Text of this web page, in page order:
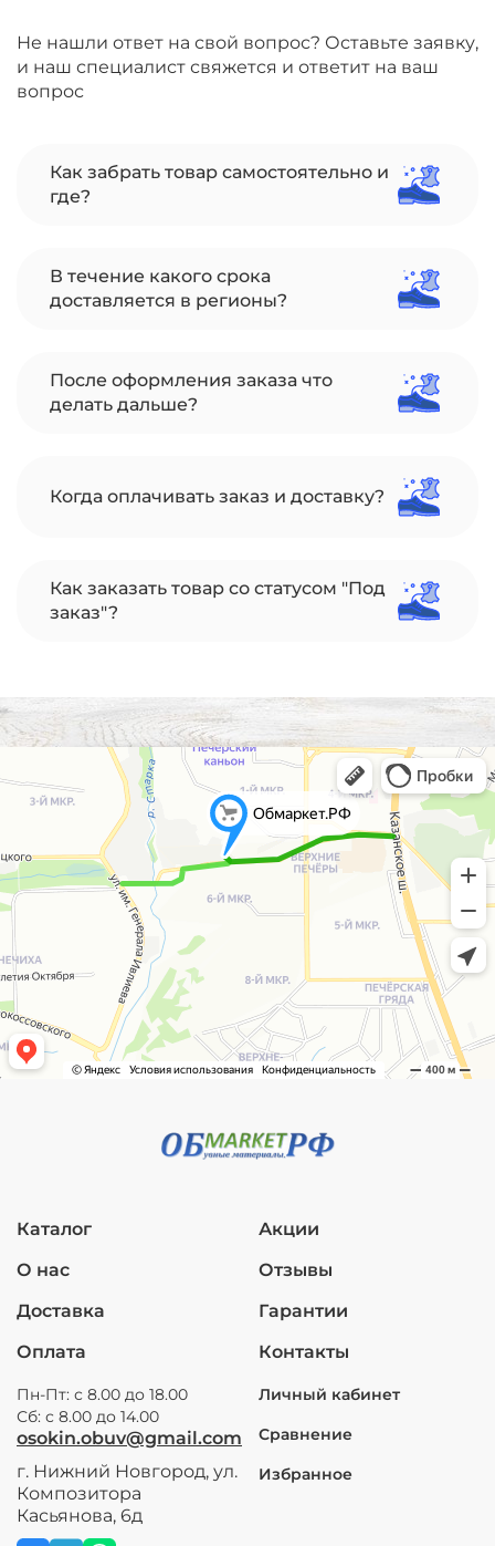
Не нашли ответ на свой вопрос? Оставьте заявку,
и наш специалист свяжется и ответит на ваш
вопрос
Как забрать товар самостоятельно и
где?
В течение какого срока
доставляется в регионы?
После оформления заказа что
делать дальше?
Когда оплачивать заказ и доставку?
Как заказать товар со статусом "Под
заказ"?
Каталог
О нас
Доставка
Оплата
Акции
Отзывы
Гарантии
Контакты
Пн-Пт: с 8.00 до 18.00
Сб: с 8.00 до 14.00
osokin.obuv@gmail.com
г. Нижний Новгород, ул.
Композитора
Касьянова, 6д
Личный кабинет
Сравнение
Избранное